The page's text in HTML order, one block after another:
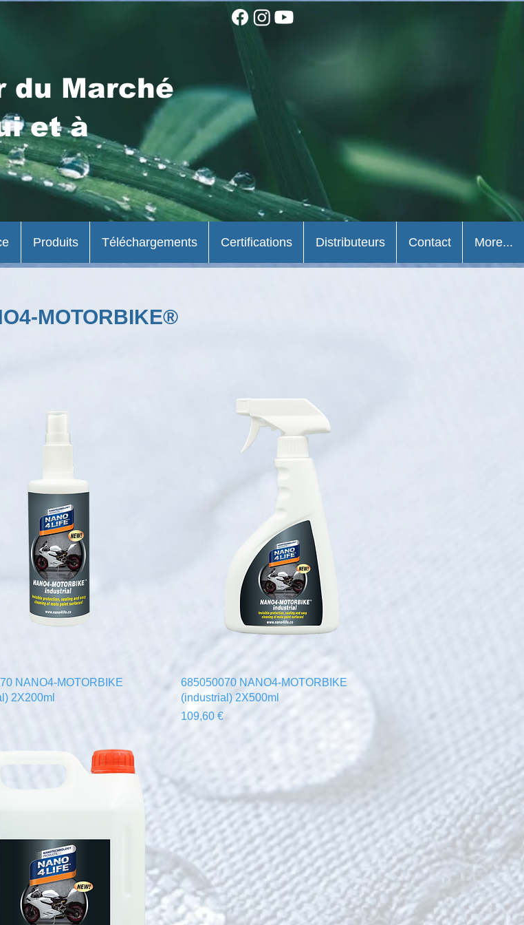
du Marché
et à
MOTORBIKE®
Aperçu rapide
NANO4-MOTORBIKE
2X200ml
Aperçu rapide
685050070 NANO4-MOTORBIKE
(industrial) 2X500ml
Prix
109,60 €
Produits Téléchargements Certifications Distributeurs Contact More...